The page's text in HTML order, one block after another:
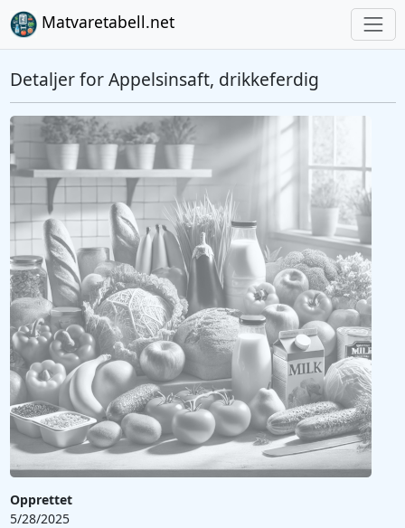
Matvaretabell.net
Detaljer for Appelsinsaft, drikkeferdig
Opprettet
5/28/2025